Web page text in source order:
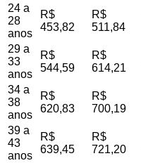
24 a
28
anos
R$
453,82
R$
511,84
29 a
33
anos
R$
544,59
R$
614,21
34 a
38
anos
R$
620,83
R$
700,19
39 a
43
anos
R$
639,45
R$
721,20